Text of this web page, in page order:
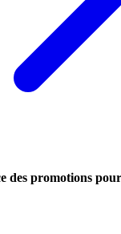
des promotions